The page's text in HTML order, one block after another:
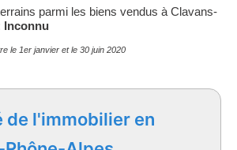
parmi les biens vendus à Clavans-
Inconnu
le 1er janvier et le 30 juin 2020
de l'immobilier en